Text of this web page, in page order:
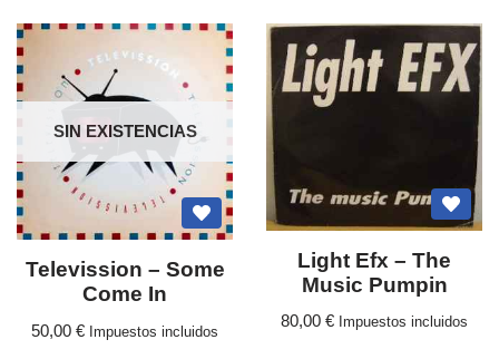
SIN EXISTENCIAS
Televission ‎– Some
Come In
50,00 € Impuestos incluidos
Light Efx ‎– The
Music Pumpin
80,00 € Impuestos incluidos